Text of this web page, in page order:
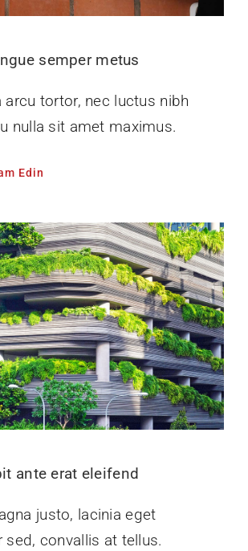
semper metus
arcu tortor, nec luctus nibh
nulla sit amet maximus.
Edin
ante erat eleifend
justo, lacinia eget
sed, convallis at tellus.